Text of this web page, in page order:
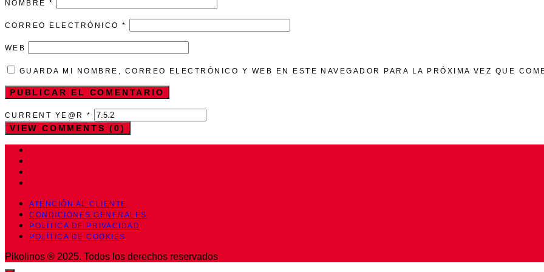
NOMBRE*
CORREO ELECTRÓNICO*
WEB
GUARDA MI NOMBRE, CORREO ELECTRÓNICO Y WEB EN ESTE NAVEGADOR PARA LA PRÓXIMA VEZ QUE
CURRENT YE@R*
VIEW COMMENTS (0)
ATENCIÓN AL CLIENTE
CONDICIONES GENERALES
POLÍTICA DE PRIVACIDAD
POLÍTICA DE COOKIES
Pikolinos ® 2025. Todos los derechos reservados